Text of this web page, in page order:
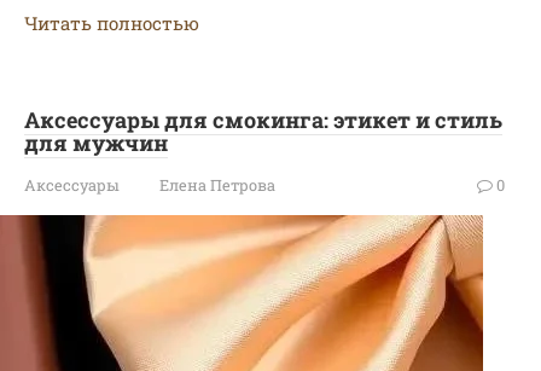
Читать полностью
Аксессуары для смокинга: этикет и стиль
для мужчин
Аксессуары Елена Петрова 0